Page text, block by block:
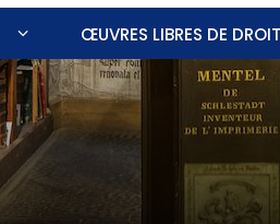
ŒUVRES LIBRES DE